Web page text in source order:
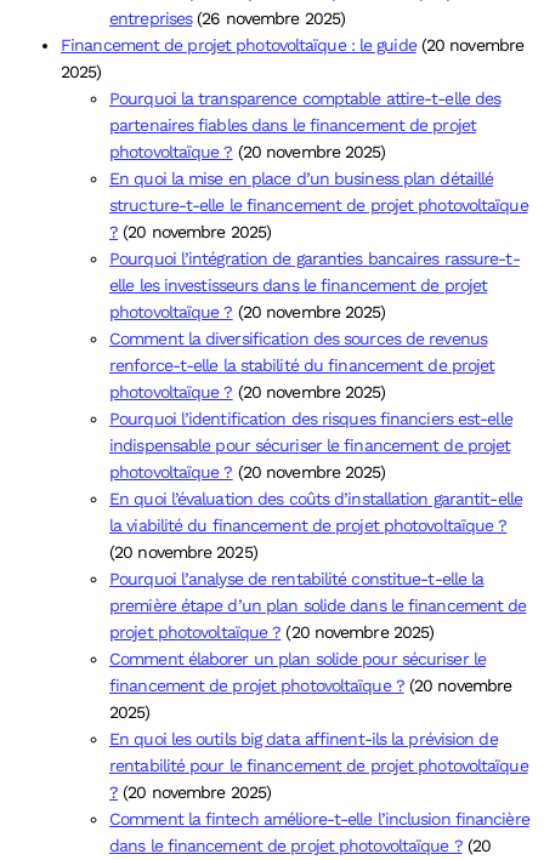
entreprises (26 novembre 2025)
Financement de projet photovoltaïque : le guide (20 novembre
2025)
Pourquoi la transparence comptable attire-t-elle des
partenaires fiables dans le financement de projet
photovoltaïque ? (20 novembre 2025)
En quoi la mise en place d’un business plan détaillé
structure-t-elle le financement de projet photovoltaïque
? (20 novembre 2025)
Pourquoi l’intégration de garanties bancaires rassure-t-
elle les investisseurs dans le financement de projet
photovoltaïque ? (20 novembre 2025)
Comment la diversification des sources de revenus
renforce-t-elle la stabilité du financement de projet
photovoltaïque ? (20 novembre 2025)
Pourquoi l’identification des risques financiers est-elle
indispensable pour sécuriser le financement de projet
photovoltaïque ? (20 novembre 2025)
En quoi l’évaluation des coûts d’installation garantit-elle
la viabilité du financement de projet photovoltaïque ?
(20 novembre 2025)
Pourquoi l’analyse de rentabilité constitue-t-elle la
première étape d’un plan solide dans le financement de
projet photovoltaïque ? (20 novembre 2025)
Comment élaborer un plan solide pour sécuriser le
financement de projet photovoltaïque ? (20 novembre
2025)
En quoi les outils big data affinent-ils la prévision de
rentabilité pour le financement de projet photovoltaïque
? (20 novembre 2025)
Comment la fintech améliore-t-elle l’inclusion financière
dans le financement de projet photovoltaïque ? (20